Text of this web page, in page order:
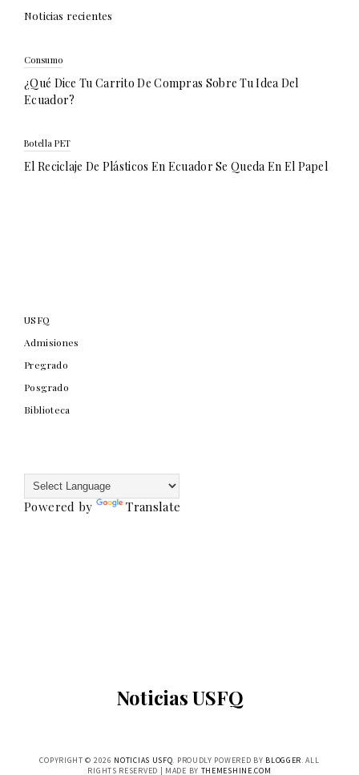
Noticias recientes
Consumo
¿Qué Dice Tu Carrito De Compras Sobre Tu Idea Del
Ecuador?
Botella PET
El Reciclaje De Plásticos En Ecuador Se Queda En El Papel
USFQ
Admisiones
Pregrado
Posgrado
Biblioteca
Powered by Translate
Noticias USFQ
COPYRIGHT © 2026 NOTICIAS USFQ. PROUDLY POWERED BY BLOGGER. ALL
RIGHTS RESERVED | MADE BY THEMESHINE.COM